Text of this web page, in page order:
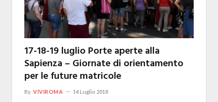
17-18-19 luglio Porte aperte alla
Sapienza – Giornate di orientamento
per le future matricole
By VIVIROMA 14 Luglio 2018